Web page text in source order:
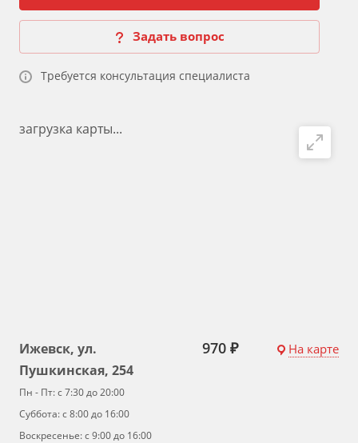
Задать вопрос
Требуется консультация специалиста
Ижевск, ул.
Пушкинская, 254
Пн - Пт: с 7:30 до 20:00
Суббота: с 8:00 до 16:00
Воскресенье: с 9:00 до 16:00
970 ₽ На карте
загрузка карты...